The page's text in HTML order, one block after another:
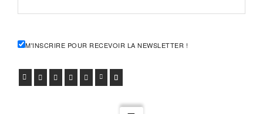
M'INSCRIRE POUR RECEVOIR LA NEWSLETTER !
FACEBOOK
TWITTERGOOGLE+PINTEREST
VIADEOLINKEDIN